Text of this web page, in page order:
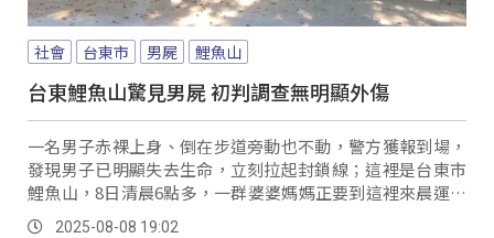
社會 台東市 男屍 鯉魚山
台東鯉魚山驚見男屍 初判調查無明顯外傷
一名男子赤裸上身、倒在步道旁動也不動，警方獲報到場，
發現男子已明顯失去生命，立刻拉起封鎖線；這裡是台東市
鯉魚山，8日清晨6點多，一群婆婆媽媽正要到這裡來晨運，
沒想到卻驚見男子倒在步道旁動也不動，被眼前景象嚇壞。
2025-08-08 19:02